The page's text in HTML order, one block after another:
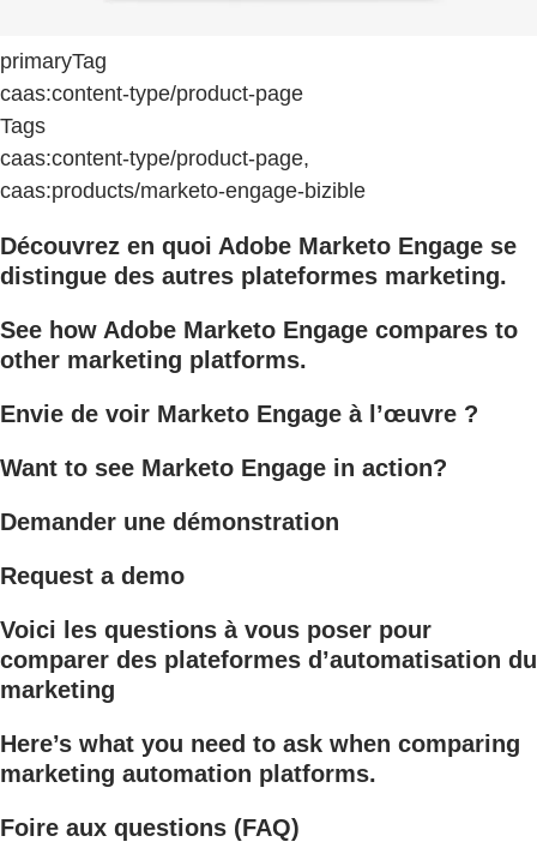
primaryTag
caas:content-type/product-page
Tags
caas:content-type/product-page,
caas:products/marketo-engage-bizible
Découvrez en quoi Adobe Marketo Engage se
distingue des autres plateformes marketing.
See how Adobe Marketo Engage compares to
other marketing platforms.
Envie de voir Marketo Engage à l’œuvre ?
Want to see Marketo Engage in action?
Demander une démonstration
Request a demo
Voici les questions à vous poser pour
comparer des plateformes d’automatisation du
marketing
Here’s what you need to ask when comparing
marketing automation platforms.
Foire aux questions (FAQ)